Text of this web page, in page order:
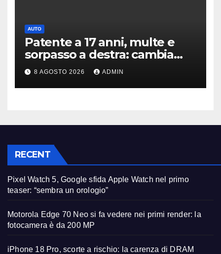
AUTO
Patente a 17 anni, multe e
sorpasso a destra: cambia
tutto, nuove regole allo
studio
8 AGOSTO 2026 ADMIN
RECENT
Pixel Watch 5, Google sfida Apple Watch nel primo
teaser: “sembra un orologio”
Motorola Edge 70 Neo si fa vedere nei primi render: la
fotocamera è da 200 MP
iPhone 18 Pro, scorte a rischio: la carenza di DRAM